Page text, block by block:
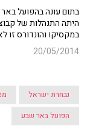
בתום עונה בהפועל
היתה התנהלות של
במקסיקו והונדורס זו
20/05/2014
נבחרת ישראל
הפועל באר שבע